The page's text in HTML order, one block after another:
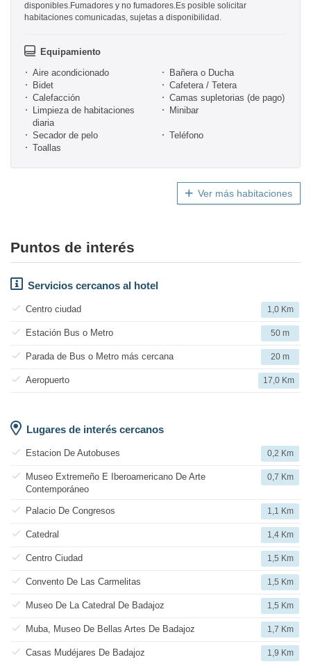
disponibles.Fumadores y no fumadores.Es posible solicitar
habitaciones comunicadas, sujetas a disponibilidad.
Equipamiento
Aire acondicionado
Bañera o Ducha
Bidet
Cafetera / Tetera
Calefacción
Camas supletorias (de pago)
Limpieza de habitaciones
diaria
Minibar
Secador de pelo
Teléfono
Toallas
Ver más habitaciones
Puntos de interés
Servicios cercanos al hotel
Centro ciudad 1,0 Km
Estación Bus o Metro 50 m
Parada de Bus o Metro más cercana 20 m
Aeropuerto 17,0 Km
Lugares de interés cercanos
Estacion De Autobuses 0,2 Km
Museo Extremeño E Iberoamericano De Arte
Contemporáneo
0,7 Km
Palacio De Congresos 1,1 Km
Catedral 1,4 Km
Centro Ciudad 1,5 Km
Convento De Las Carmelitas 1,5 Km
Museo De La Catedral De Badajoz 1,5 Km
Muba, Museo De Bellas Artes De Badajoz 1,7 Km
Casas Mudéjares De Badajoz 1,9 Km